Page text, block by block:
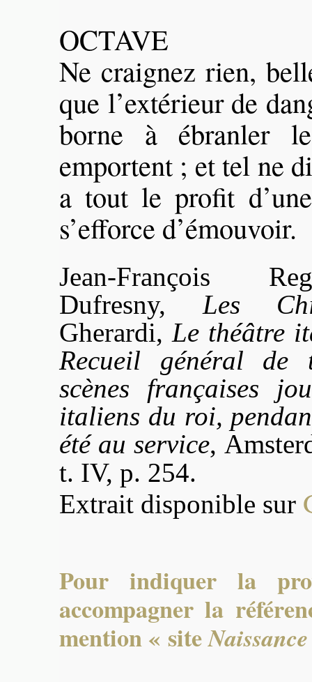
OCTAVE
Ne craignez rien,
que l’extérieur de
borne à ébranler
emportent ; et tel ne
a tout le profit
s’efforce d’émouvoir.
Jean-François
Dufresny, Les
Gherardi, Le théâtre
Recueil général de
scènes françaises
italiens du roi,
été au service,
t. IV, p. 254.
Extrait disponible sur
Pour indiquer la
accompagner la
mention « site